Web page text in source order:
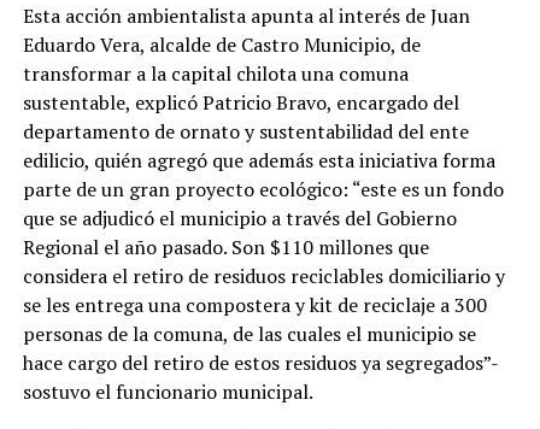
Esta acción ambientalista apunta al interés de Juan
Eduardo Vera, alcalde de Castro Municipio, de
transformar a la capital chilota una comuna
sustentable, explicó Patricio Bravo, encargado del
departamento de ornato y sustentabilidad del ente
edilicio, quién agregó que además esta iniciativa forma
parte de un gran proyecto ecológico: “este es un fondo
que se adjudicó el municipio a través del Gobierno
Regional el año pasado. Son $110 millones que
considera el retiro de residuos reciclables domiciliario y
se les entrega una compostera y kit de reciclaje a 300
personas de la comuna, de las cuales el municipio se
hace cargo del retiro de estos residuos ya segregados”-
sostuvo el funcionario municipal.